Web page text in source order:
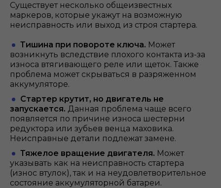
Существует несколько общеизвестных
маркеров, которые укажут на возможную
неисправность или выход из строя стартера.
Тишина при повороте ключа. Может
возникнуть вследствие плохого контакта из-за
износа втягивающего реле или щеток. Также
проблема может скрываться в разряженном
аккумуляторе.
Стартер крутит, но двигатель не
запускается. Данная проблема чаще всего
появляется по причине износа шестерни
редуктора или зубьев венца маховика.
Неисправные детали подлежат замене.
Тяжелое вращение двигателя. Может
указывать как на неисправность стартера
(износ втулок), так и на неудовлетворительное
состояние аккумуляторной батареи.